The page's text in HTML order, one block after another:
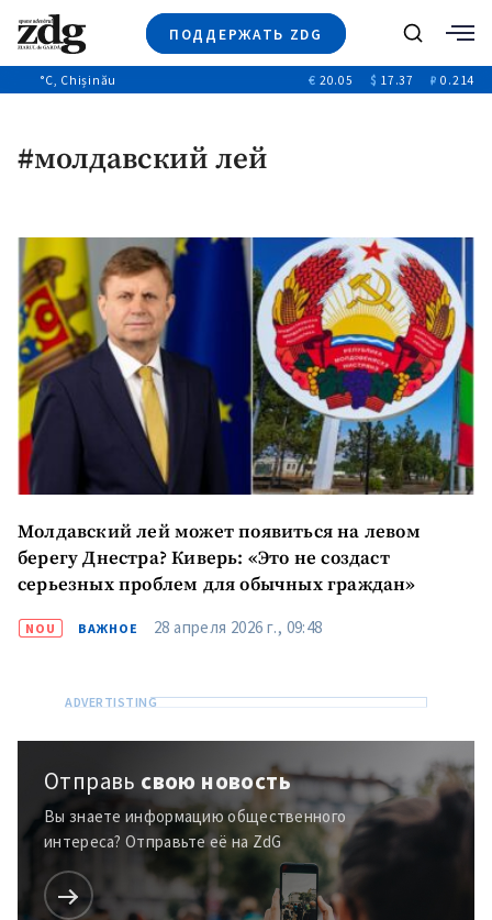
ПОДДЕРЖАТЬ ZDG
Новости
Видео
Выборы 2025
Поиск
°C, Chișinău € 20.05 $ 17.37 ₽ 0.214
#молдавский лей
Молдавский лей может появиться на левом
берегу Днестра? Киверь: «Это не создаст
серьезных проблем для обычных граждан»
NOU ВАЖНОЕ 28 апреля 2026 г., 09:48
Отправь свою новость
Вы знаете информацию общественного
интереса? Отправьте её на ZdG